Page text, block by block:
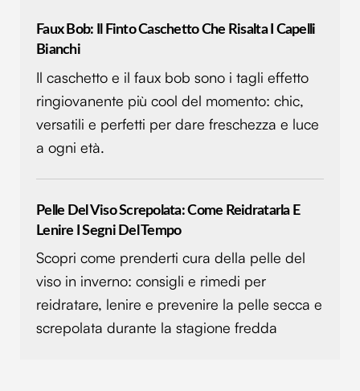
Faux Bob: Il Finto Caschetto Che Risalta I Capelli
Bianchi
Il caschetto e il faux bob sono i tagli effetto
ringiovanente più cool del momento: chic,
versatili e perfetti per dare freschezza e luce
a ogni età.
Pelle Del Viso Screpolata: Come Reidratarla E
Lenire I Segni Del Tempo
Scopri come prenderti cura della pelle del
viso in inverno: consigli e rimedi per
reidratare, lenire e prevenire la pelle secca e
screpolata durante la stagione fredda